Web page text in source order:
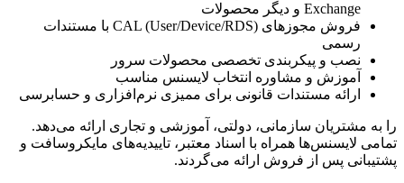
Exchange و دیگر محصولات
فروش مجوزهای CAL (User/Device/RDS) با مستندات
رسمی
نصب و پیکربندی تخصصی محصولات سرور
آموزش و مشاوره انتخاب لایسنس مناسب
ارائه مستندات قانونی برای ممیزی نرم‌افزاری و حسابرسی
را به مشتریان سازمانی، دولتی، آموزشی و تجاری ارائه می‌دهد.
تمامی لایسنس‌ها همراه با اسناد معتبر، تاییدیه‌های مایکروسافت و
پشتیبانی پس از فروش ارائه می‌گردند.